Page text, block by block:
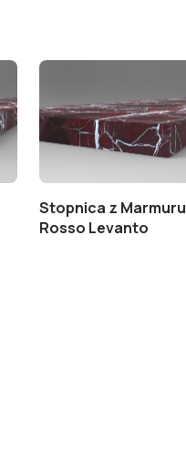
Stopnica z Marmuru
Rosso Levanto